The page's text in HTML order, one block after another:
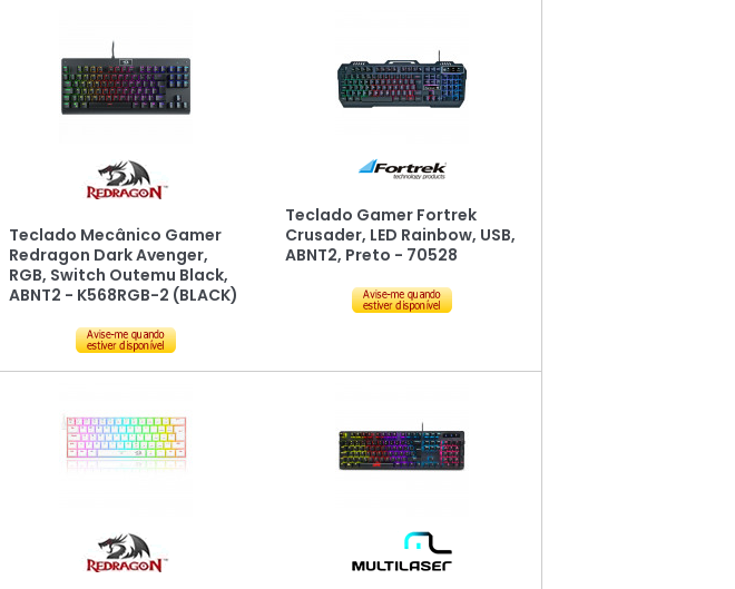
Teclado Mecânico Gamer
Redragon Dark Avenger,
RGB, Switch Outemu Black,
ABNT2 - K568RGB-2 (BLACK)
Teclado Gamer Fortrek
Crusader, LED Rainbow, USB,
ABNT2, Preto - 70528